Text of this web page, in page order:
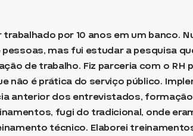
por 10 anos em um banco.
mas fui estudar a pesquisa
de trabalho. Fiz parceria com o RH
não é prática do serviço público.
anterior dos entrevistados,
fugi do tradicional, onde
técnico. Elaborei